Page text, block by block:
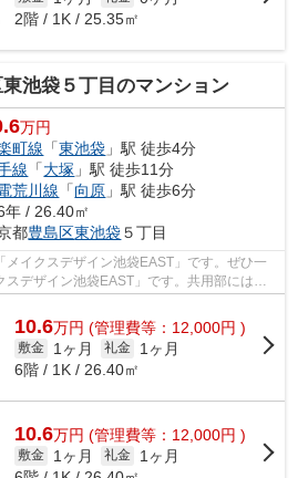
2階 / 1K / 25.35㎡
池袋５丁目のマンション
万円
町線 「東池袋 」駅 徒歩4分
線 「大塚 」駅 徒歩11分
荒川線 「向原 」駅 徒歩6分
年 / 26.40㎡
都豊島区東池袋５丁目
イクスデザイン池袋EAST」です。ぜひ一
スデザイン池袋EAST」です。共用部にはエ
が備わっ...
10.6万円 (管理費等：12,000円 )
敷金 1ヶ月 礼金
1ヶ月
6階 / 1K / 26.40㎡
10.6万円 (管理費等：12,000円 )
敷金 1ヶ月 礼金
1ヶ月